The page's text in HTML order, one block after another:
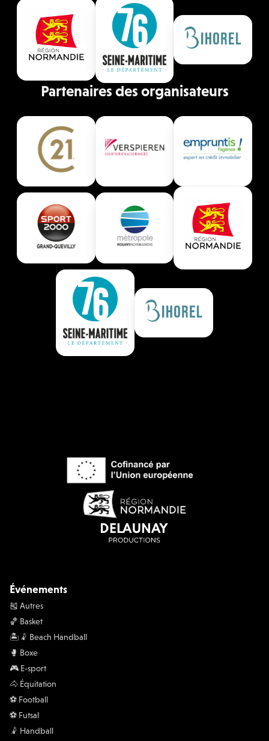
Partenaires des organisateurs
Événements
🎽 Autres
🏀 Basket
🏝️🤾 Beach Handball
🥊 Boxe
🎮 E-sport
🐴 Équitation
⚽️ Football
⚽️ Futsal
🤾 Handball